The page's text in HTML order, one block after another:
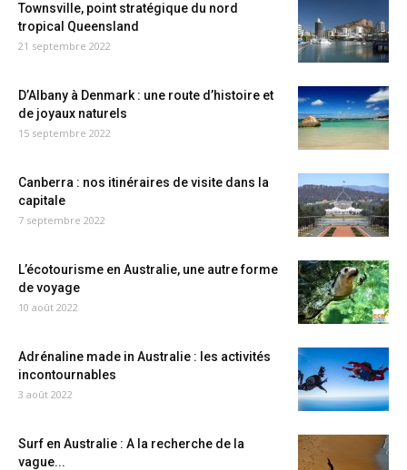
Townsville, point stratégique du nord
tropical Queensland
21 septembre 2022
D’Albany à Denmark : une route d’histoire et
de joyaux naturels
15 septembre 2022
Canberra : nos itinéraires de visite dans la
capitale
7 septembre 2022
L’écotourisme en Australie, une autre forme
de voyage
10 août 2022
Adrénaline made in Australie : les activités
incontournables
3 août 2022
Surf en Australie : A la recherche de la
vague...